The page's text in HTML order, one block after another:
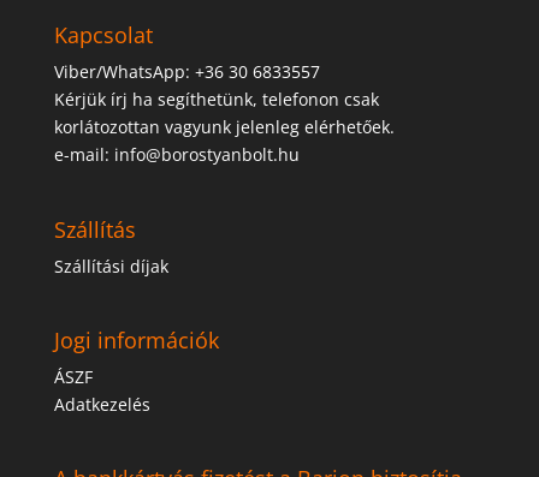
Kapcsolat
Viber/WhatsApp: +36 30 6833557
Kérjük írj ha segíthetünk, telefonon csak
korlátozottan vagyunk jelenleg elérhetőek.
e-mail: info@borostyanbolt.hu
Szállítás
Szállítási díjak
Jogi információk
ÁSZF
Adatkezelés